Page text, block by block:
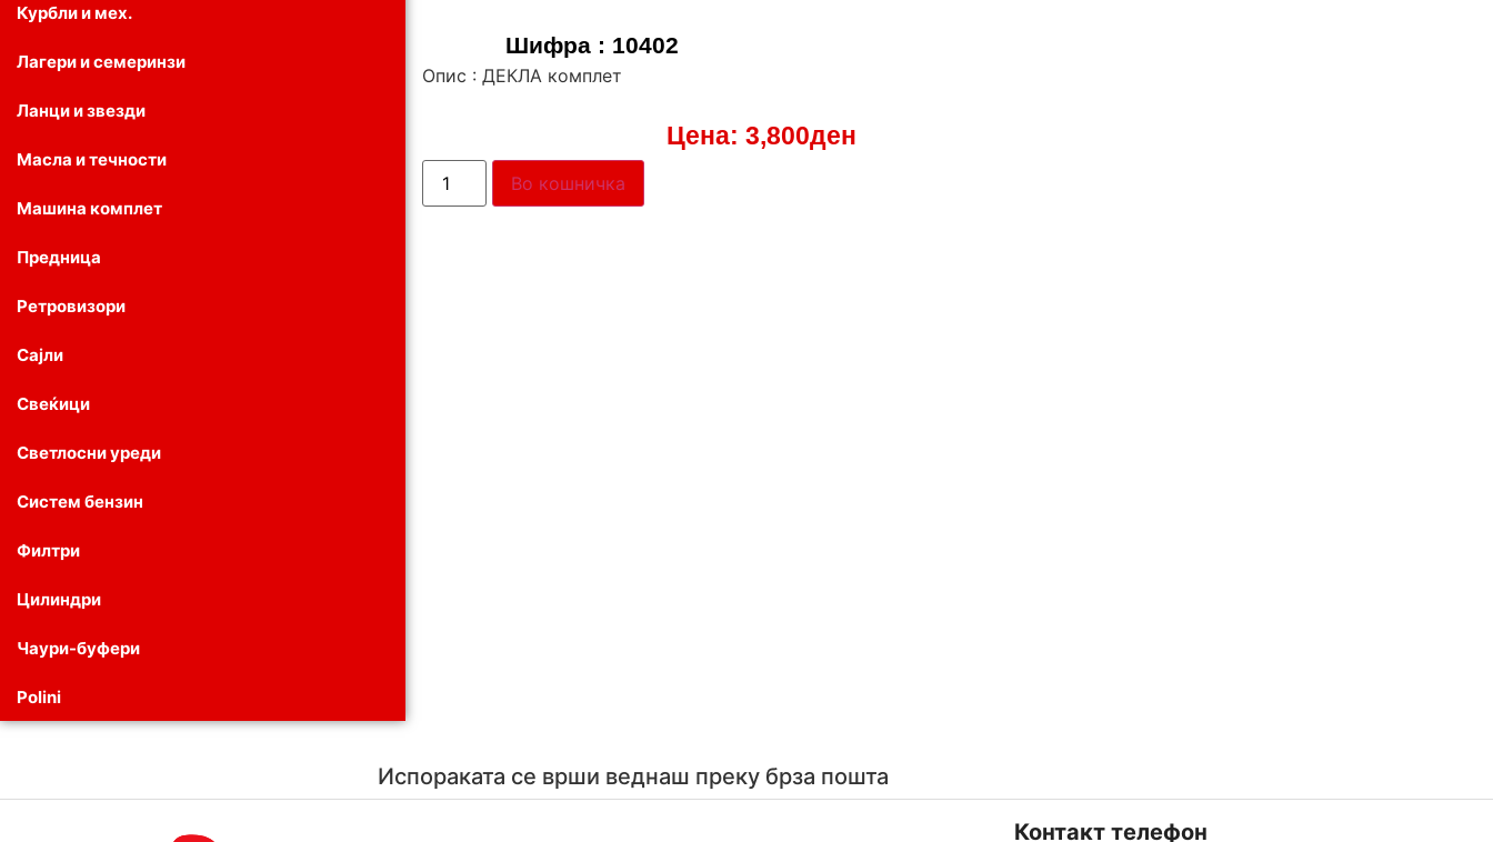
Курбли и мех.
Лагери и семеринзи
Ланци и звезди
Масла и течности
Машина комплет
Предница
Ретровизори
Сајли
Свеќици
Светлосни уреди
Систем бензин
Филтри
Цилиндри
Чаури-буфери
Polini
Шифра : 10402
Опис : ДЕКЛА комплет
Цена: 3,800ден
Во кошничка
Испораката се врши веднаш преку брза пошта
Контакт телефон